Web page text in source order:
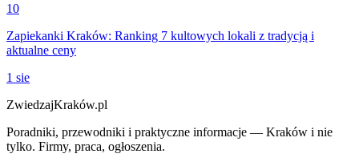
10
Zapiekanki Kraków: Ranking 7 kultowych lokali z tradycją i
aktualne ceny
1 sie
ZwiedzajKraków.pl
Poradniki, przewodniki i praktyczne informacje — Kraków i nie
tylko. Firmy, praca, ogłoszenia.